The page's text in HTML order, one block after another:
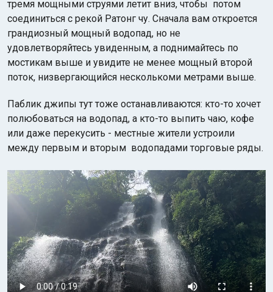
тремя мощными струями летит вниз, чтобы потом
соединиться с рекой Ратонг чу. Сначала вам откроется
грандиозный мощный водопад, но не
удовлетворяйтесь увиденным, а поднимайтесь по
мостикам выше и увидите не менее мощный второй
поток, низвергающийся несколькоми метрами выше.
Паблик джипы тут тоже останавливаются: кто-то хочет
полюбоваться на водопад, а кто-то выпить чаю, кофе
или даже перекусить - местные жители устроили
между первым и вторым водопадами торговые ряды.